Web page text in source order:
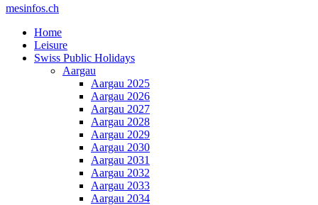
mesinfos.ch
Home
Leisure
Swiss Public Holidays
Aargau
Aargau 2025
Aargau 2026
Aargau 2027
Aargau 2028
Aargau 2029
Aargau 2030
Aargau 2031
Aargau 2032
Aargau 2033
Aargau 2034